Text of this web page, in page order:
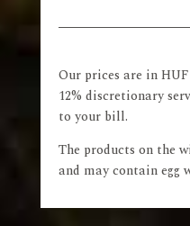
Our prices are in
12% discretionary
to your bill.
The products on the
and may contain egg